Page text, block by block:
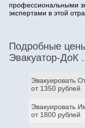
профессиональными
экспертами в этой
Подробные
Эвакуатор-ДоК
Эвакуировать
от 1350 рублей
Эвакуировать
от 1800 рублей